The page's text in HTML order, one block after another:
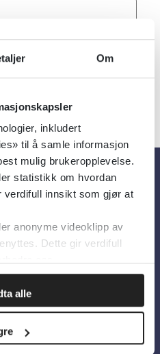
Om
inkludert
til å samle informasjon
mulig brukeropplevelse.
statistikk om hvordan
verdifull innsikt som gjør at
anonyme videoklipp av
Dette gir verdifull
alle
Dato Alfabetisk